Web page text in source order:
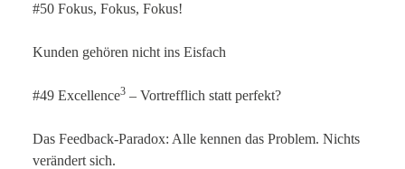
#50 Fokus, Fokus, Fokus!
Kunden gehören nicht ins Eisfach
#49 Excellence3 – Vortrefflich statt perfekt?
Das Feedback-Paradox: Alle kennen das Problem. Nichts
verändert sich.